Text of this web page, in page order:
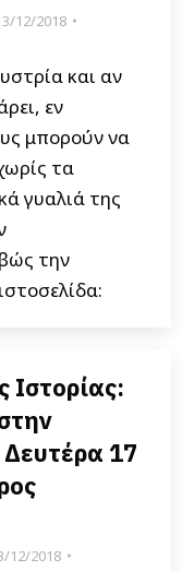
12/2018
και αν
εν
μπορούν να
τα
γυαλιά της
την
17
12/2018